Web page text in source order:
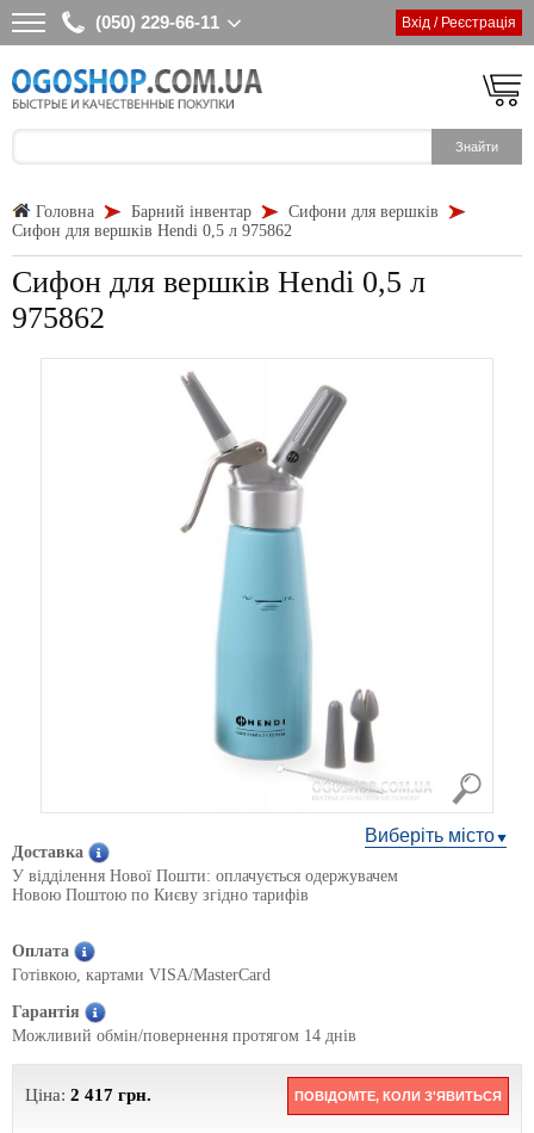
(050) 229-66-11 Вхід / Реєстрація
Головна Барний інвентар
Сифони для вершків
Сифон для вершків Hendi 0,5 л 975862
Сифон для вершків Hendi 0,5 л
975862
Виберіть місто
Доставка
У відділення Нової Пошти: оплачується одержувачем
Новою Поштою по Києву згідно тарифів
Оплата
Готівкою, картами VISA/MasterCard
Гарантія
Можливий обмін/повернення протягом 14 днів
Ціна: 2 417 грн. ПОВІДОМТЕ, КОЛИ З'ЯВИТЬСЯ